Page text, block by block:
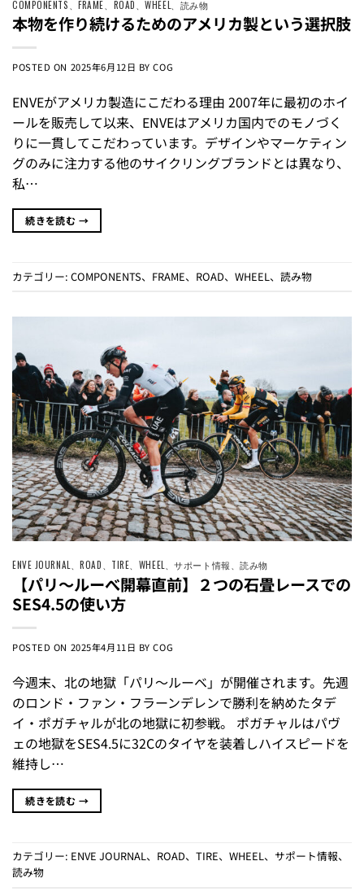
COMPONENTS 、FRAME ROAD 、WHEEL 読み物
本物を作り続けるためのアメリカ製という選択肢
POSTED ON 2025年6月12日 BYCOG
ENVEがアメリカ製造にこだわる理由 2007年に最初のホイ
ールを販売して以来、ENVEはアメリカ国内でのモノづく
りに一貫してこだわっています。デザインやマーケティン
グのみに注力する他のサイクリングブランドとは異なり、
私…
続きを読む →
カテゴリー: COMPONENTS、 FRAME、 ROAD、 WHEEL 、 読み物
ENVE JOURNAL 、ROAD TIRE WHEEL 、サポート情報 、読み物
【パリ〜ルーべ開幕直前】２つの石畳レースでの
SES4.5の使い方
POSTED ON 2025年4月11日 BYCOG
今週末、北の地獄「パリ〜ルーベ」が開催されます。先週
のロンド・ファン・フラーンデレンで勝利を納めたタデ
イ・ポガチャルが北の地獄に初参戦。 ポガチャルはパヴ
ェの地獄をSES4.5に32Cのタイヤを装着しハイスピードを
維持し…
続きを読む →
カテゴリー: ENVE JOURNAL、 ROAD、 TIRE、 WHEEL、 サポート情報、
読み物